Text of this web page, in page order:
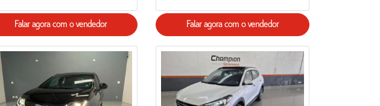
Falar agora com o vendedor Falar agora com o vendedor